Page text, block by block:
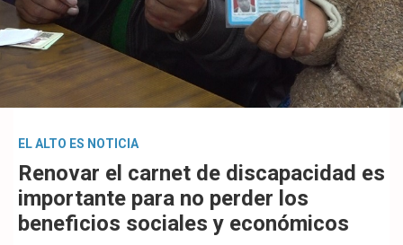
EL ALTO ES NOTICIA
Renovar el carnet de discapacidad es
importante para no perder los
beneficios sociales y económicos